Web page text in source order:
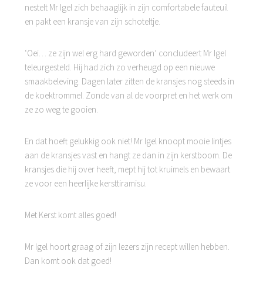
nestelt Mr Igel zich behaaglijk in zijn comfortabele fauteuil
en pakt een kransje van zijn schoteltje.
‘Oei… ze zijn wel erg hard geworden’ concludeert Mr Igel
teleurgesteld. Hij had zich zo verheugd op een nieuwe
smaakbeleving. Dagen later zitten de kransjes nog steeds in
de koektrommel. Zonde van al de voorpret en het werk om
ze zo weg te gooien.
En dat hoeft gelukkig ook niet! Mr Igel knoopt mooie lintjes
aan de kransjes vast en hangt ze dan in zijn kerstboom. De
kransjes die hij over heeft, mept hij tot kruimels en bewaart
ze voor een heerlijke kersttiramisu.
Met Kerst komt alles goed!
Mr Igel hoort graag of zijn lezers zijn recept willen hebben.
Dan komt ook dat goed!